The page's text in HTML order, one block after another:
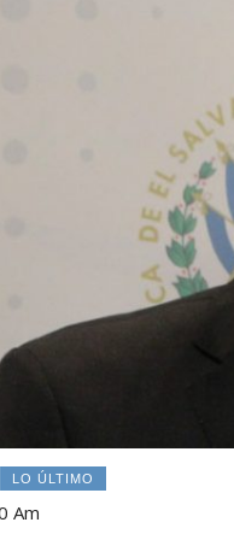
LO ÚLTIMO
Am